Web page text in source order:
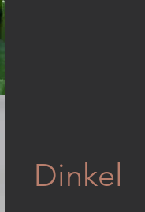
Dinkel